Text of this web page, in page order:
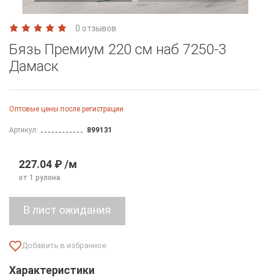
0 отзывов
Бязь Премиум 220 см наб 7250-3
Дамаск
Оптовые цены после регистрации
Артикул: 899131
227.04 ₽ /м
от 1 рулона
Характеристики